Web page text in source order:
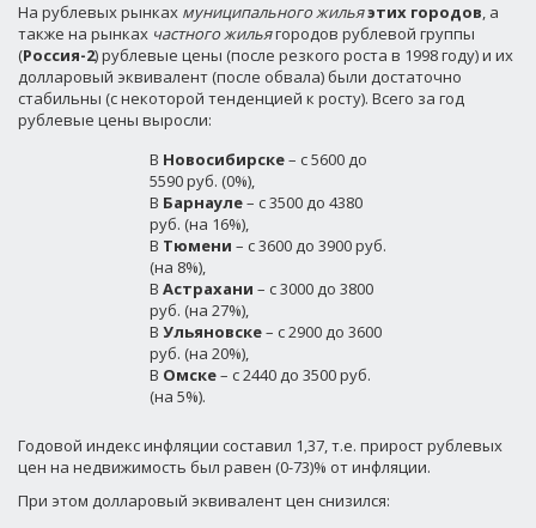
На рублевых рынках муниципального жильяэтих городов, а
также на рынках частного жильягородов рублевой группы
(Россия-2) рублевые цены (после резкого роста в 1998 году) и их
долларовый эквивалент (после обвала) были достаточно
стабильны (с некоторой тенденцией к росту). Всего за год
рублевые цены выросли:
В Новосибирске– с 5600 до
5590 руб. (0%),
В Барнауле– с 3500 до 4380
руб. (на 16%),
В Тюмени – с 3600 до 3900 руб.
(на 8%),
В Астрахани – с 3000 до 3800
руб. (на 27%),
В Ульяновске– с 2900 до 3600
руб. (на 20%),
В Омске– с 2440 до 3500 руб.
(на 5%).
Годовой индекс инфляции составил 1,37, т.е. прирост рублевых
цен на недвижимость был равен (0-73)% от инфляции.
При этом долларовый эквивалент цен снизился: